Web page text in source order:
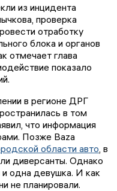
из инцидента
проверка
отработку
блока и органов
отмечает глава
показало
в регионе ДРГ
в том
что информация
Позже Baza
области авто , в
диверсанты. Однако
одна девушка. И как
не планировали.